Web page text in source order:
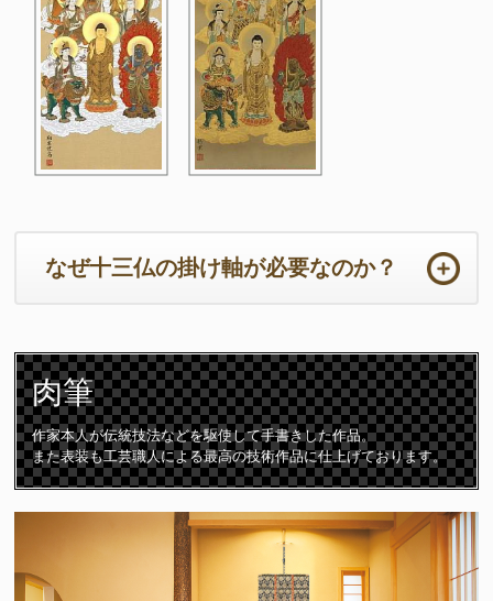
なぜ十三仏の掛け軸が必要なのか？
かと存じます。法要の本来の目的において重要なのは供養するため
のご住職の読経や仏壇です。仏壇周りは一番大切な所となります。
ご住職はじめ参列者が注目される場所となりますので仏壇仏具や床
の間の掛け軸は特に配慮が必要となります。
十三仏の掛け軸は初七日から三十三回忌までの合計「十三回の追善
供養」をつかさどる守護仏です。故人は十三の仏様に見守られなが
ら極楽浄土に導かれて成仏すると言われています。
肉筆
作家本人が伝統技法などを駆使して手書きした作品。
また表装も工芸職人による最高の技術作品に仕上げております。